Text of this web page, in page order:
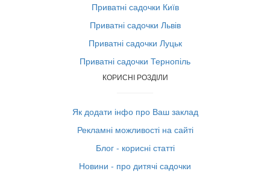
Приватні садочки Київ
Приватні садочки Львів
Приватні садочки Луцьк
Приватні садочки Тернопіль
КОРИСНІ РОЗДІЛИ
Як додати інфо про Ваш заклад
Рекламні можливості на сайті
Блог - корисні статті
Новини - про дитячі садочки